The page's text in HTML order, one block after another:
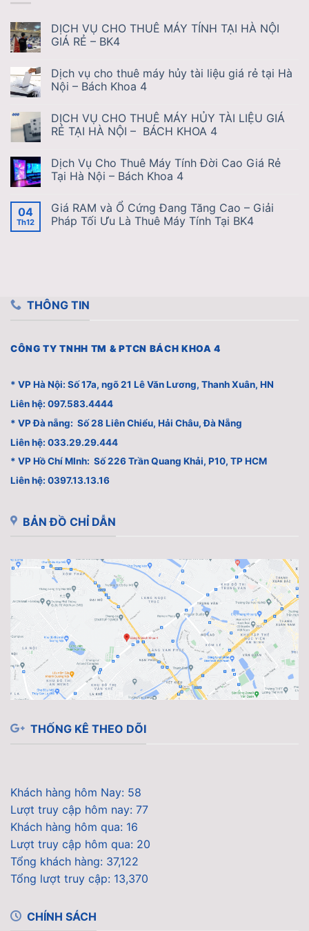
DỊCH VỤ CHO THUÊ MÁY TÍNH TẠI HÀ NỘI
GIÁ RẺ – BK4
Dịch vụ cho thuê máy hủy tài liệu giá rẻ tại Hà
Nội – Bách Khoa 4
DỊCH VỤ CHO THUÊ MÁY HỦY TÀI LIỆU GIÁ
RẺ TẠI HÀ NỘI – BÁCH KHOA 4
Dịch Vụ Cho Thuê Máy Tính Đời Cao Giá Rẻ
Tại Hà Nội – Bách Khoa 4
04
Th12
Giá RAM và Ổ Cứng Đang Tăng Cao – Giải
Pháp Tối Ưu Là Thuê Máy Tính Tại BK4
THÔNG TIN
CÔNG TY TNHH TM & PTCN BÁCH KHOA 4
* VP Hà Nội: Số 17a, ngõ 21 Lê Văn Lương, Thanh Xuân, HN
Liên hệ: 097.583.4444
* VP Đà nẵng: Số 28 Liên Chiểu, Hải Châu, Đà Nẵng
Liên hệ: 033.29.29.444
* VP Hồ Chí MInh: Số 226 Trần Quang Khải, P10, TP HCM
Liên hệ: 0397.13.13.16
BẢN ĐỒ CHỈ DẪN
THỐNG KÊ THEO DÕI
Khách hàng hôm Nay: 58
Lượt truy cập hôm nay: 77
Khách hàng hôm qua: 16
Lượt truy cập hôm qua: 20
Tổng khách hàng: 37,122
Tổng lượt truy cập: 13,370
CHÍNH SÁCH